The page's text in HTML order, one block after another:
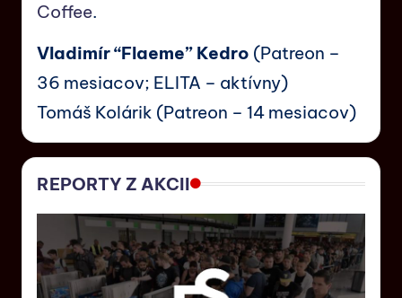
Coffee.
Vladimír “Flaeme” Kedro (Patreon –
36 mesiacov; ELITA – aktívny)
Tomáš Kolárik (Patreon – 14 mesiacov)
REPORTY Z AKCII